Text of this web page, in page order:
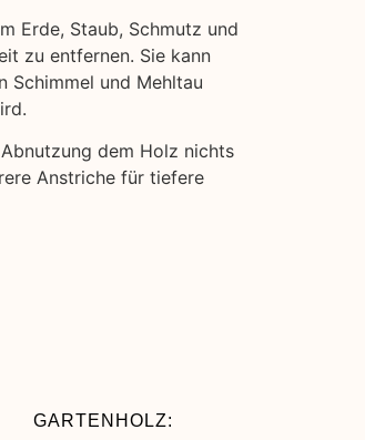
Erde, Staub, Schmutz und
zu entfernen. Sie kann
Schimmel und Mehltau
dem Holz nichts
Anstriche für tiefere
GARTENHOLZ: